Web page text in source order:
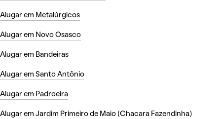
Alugar em Metalúrgicos
Alugar em Novo Osasco
Alugar em Bandeiras
Alugar em Santo Antônio
Alugar em Padroeira
Alugar em Jardim Primeiro de Maio (Chacara Fazendinha)